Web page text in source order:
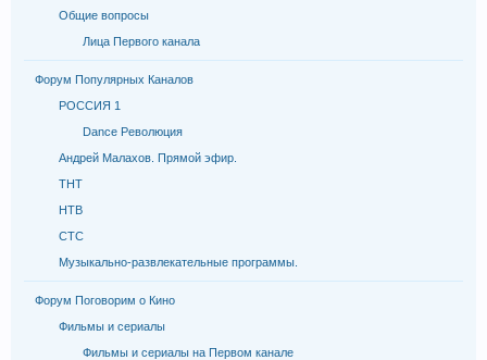
Общие вопросы
Лица Первого канала
Форум Популярных Каналов
РОССИЯ 1
Dance Революция
Андрей Малахов. Прямой эфир.
ТНТ
НТВ
СТС
Музыкально-развлекательные программы.
Форум Поговорим о Кино
Фильмы и сериалы
Фильмы и сериалы на Первом канале